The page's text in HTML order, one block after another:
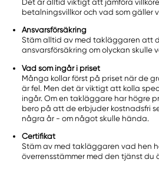
Det är alltid viktigt att jämföra
betalningsvillkor och vad som gäller
Ansvarsförsäkring
Stäm alltid av med takläggaren att
ansvarsförsäkring om olyckan skulle
Vad som ingår i priset
Många kollar först på priset när de
är fel. Men det är viktigt att kolla
ingår. Om en takläggare har högre
bero på att de erbjuder kostnadsfri
några år - om något skulle hända.
Certifikat
Stäm av med takläggaren vad hen
överrensstämmer med den tjänst du